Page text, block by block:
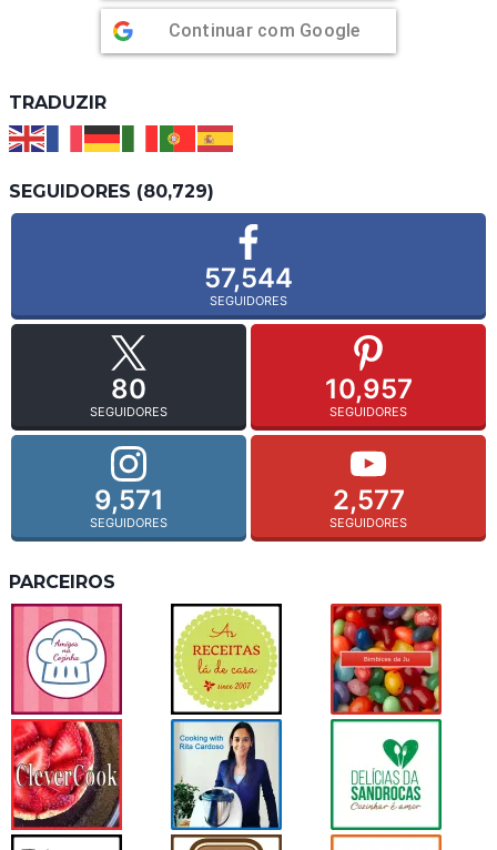
Continuar com Google
TRADUZIR
SEGUIDORES (80,729)
57,544
SEGUIDORES
80
SEGUIDORES
10,957
SEGUIDORES
9,571
SEGUIDORES
2,577
SEGUIDORES
PARCEIROS